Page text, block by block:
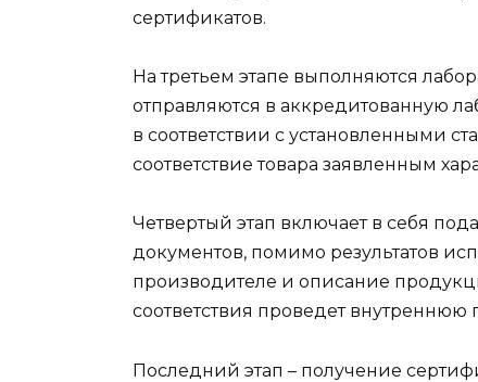
сертификатов.
На третьем этапе выполняются
отправляются в аккредитованную
в соответствии с установленными
соответствие товара заявленным
Четвертый этап включает в себя
документов, помимо результатов
производителе и описание
соответствия проведет
Последний этап – получение